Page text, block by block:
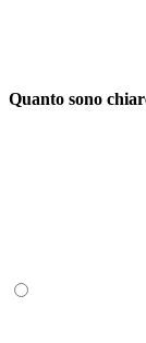
Quanto sono